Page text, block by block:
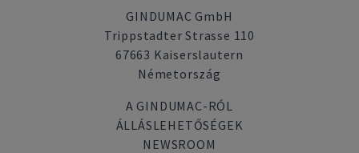
GINDUMAC GmbH
Trippstadter Strasse 110
67663 Kaiserslautern
Németország
A GINDUMAC-RÓL
ÁLLÁSLEHETŐSÉGEK
NEWSROOM